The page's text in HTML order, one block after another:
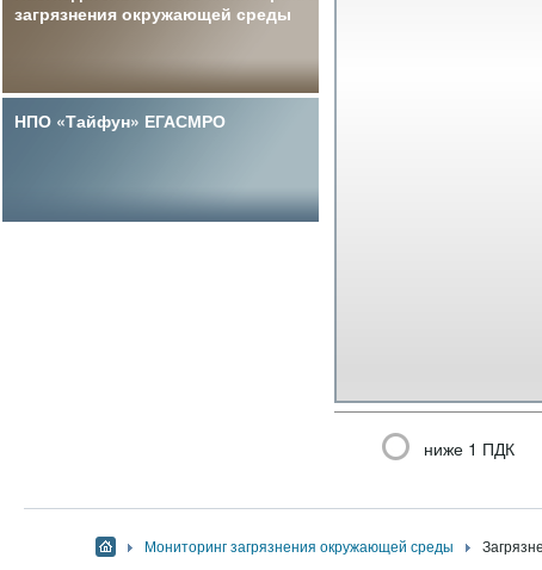
ниже 1 ПДК
загрязнения окружающей среды
НПО «Тайфун» ЕГАСМРО
Мониторинг загрязнения окружающей среды